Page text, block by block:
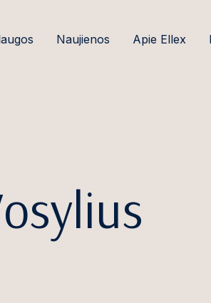
Naujienos Apie Ellex